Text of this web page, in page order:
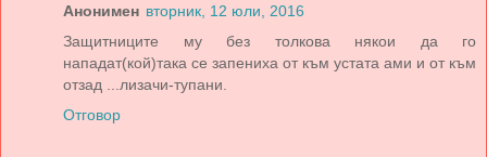
Анонимен вторник, 12 юли, 2016
Защитниците му без толкова някои да го
нападат(кой)така се запениха от към устата ами и от към
отзад ...лизачи-тупани.
Отговор